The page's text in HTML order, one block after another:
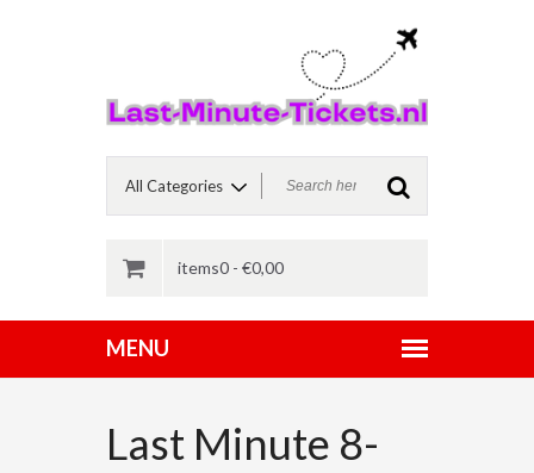
items0 - €0,00
Last Minute 8-